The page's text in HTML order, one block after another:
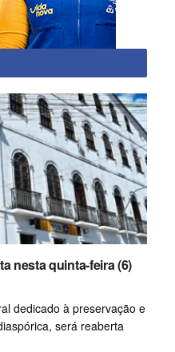
nesta quinta-feira (6)
dedicado à preservação e
será reaberta